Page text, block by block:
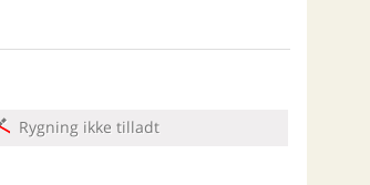
Rygning ikke tilladt